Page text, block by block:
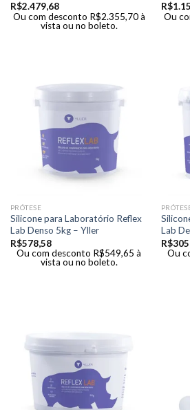
R$2.479,68
Ou com desconto R$2.355,70 à
vista ou no boleto.
R$
Ou
PRÓTESE
Silicone para Laboratório Reflex
Lab Denso 5kg – Yller
R$578,58
Ou com desconto R$549,65 à
vista ou no boleto.
Lab
R$
Ou